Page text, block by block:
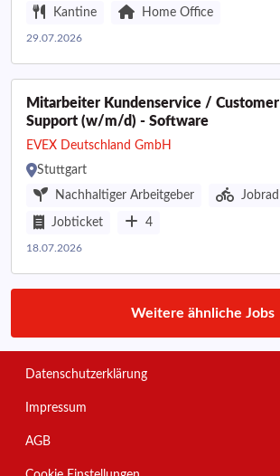
Kantine
Home Office
29.07.2026
Mitarbeiter Kundenservice / Customer
Support (w/m/d) - Software
EVEX Deutschland GmbH
Stuttgart
Nachhaltiger Arbeitgeber
Jobrad
Jobticket 4
18.07.2026
Weitere ähnliche Jobs
Datenschutzerklärung
Impressum
AGB